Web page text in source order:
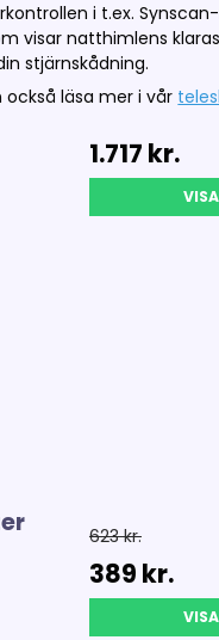
i t.ex.
visar natthimlens
stjärnskådning.
läsa mer i vår
1.717 kr.
623 kr.
389 kr.